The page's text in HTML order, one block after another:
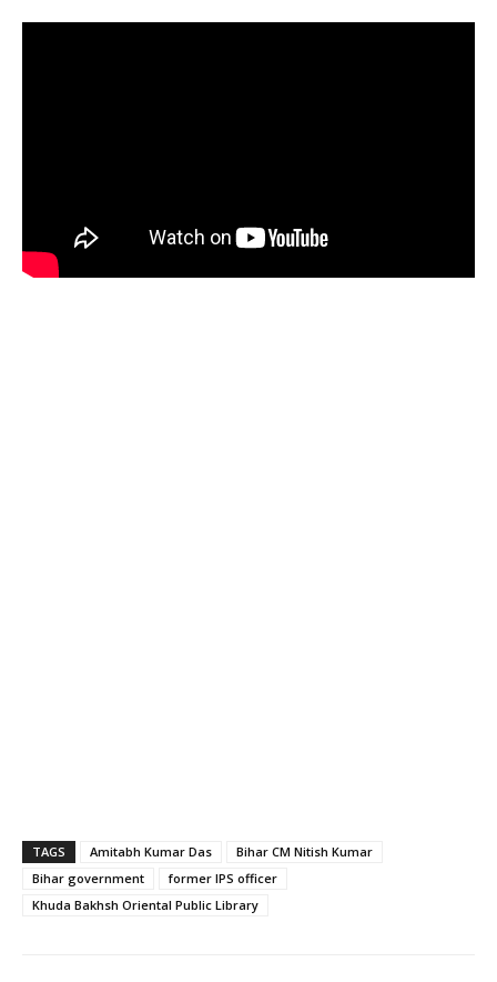
TAGS Amitabh Kumar Das
Bihar CM Nitish Kumar
Bihar government
former IPS officer
Khuda Bakhsh Oriental Public Library